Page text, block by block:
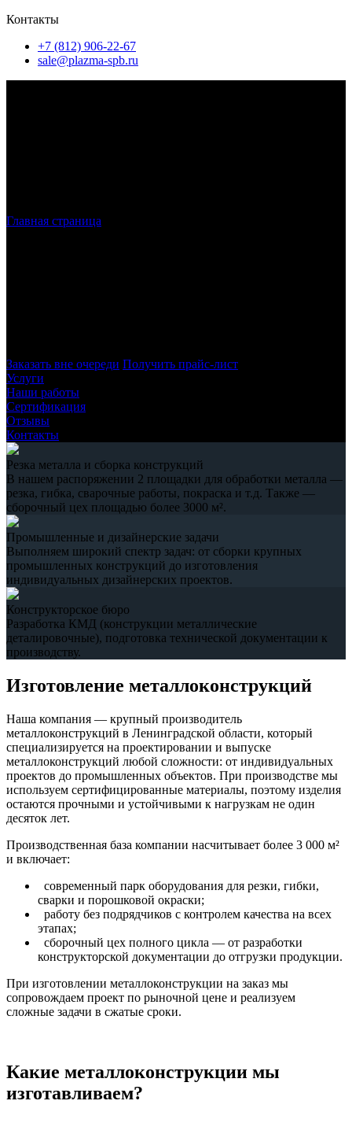
Контакты
+7 (812) 906-22-67
sale@plazma-spb.ru
Главная страница
Заказать вне очереди Получить прайс-лист
Услуги
Наши работы
Сертификация
Отзывы
Контакты
Резка металла и сборка конструкций
В нашем распоряжении 2 площадки для обработки металла —
резка, гибка, сварочные работы, покраска и т.д. Также —
сборочный цех площадью более 3000 м².
Промышленные и дизайнерские задачи
Выполняем широкий спектр задач: от сборки крупных
промышленных конструкций до изготовления
индивидуальных дизайнерских проектов.
Конструкторское бюро
Разработка КМД (конструкции металлические
деталировочные), подготовка технической документации к
производству.
Изготовление металлоконструкций
Наша компания — крупный производитель
металлоконструкций в Ленинградской области, который
специализируется на проектировании и выпуске
металлоконструкций любой сложности: от индивидуальных
проектов до промышленных объектов. При производстве мы
используем сертифицированные материалы, поэтому изделия
остаются прочными и устойчивыми к нагрузкам не один
десяток лет.
Производственная база компании насчитывает более 3 000 м²
и включает:
современный парк оборудования для резки, гибки,
сварки и порошковой окраски;
работу без подрядчиков с контролем качества на всех
этапах;
сборочный цех полного цикла — от разработки
конструкторской документации до отгрузки продукции.
При изготовлении металлоконструкции на заказ мы
сопровождаем проект по рыночной цене и реализуем
сложные задачи в сжатые сроки.
Какие металлоконструкции мы
изготавливаем?